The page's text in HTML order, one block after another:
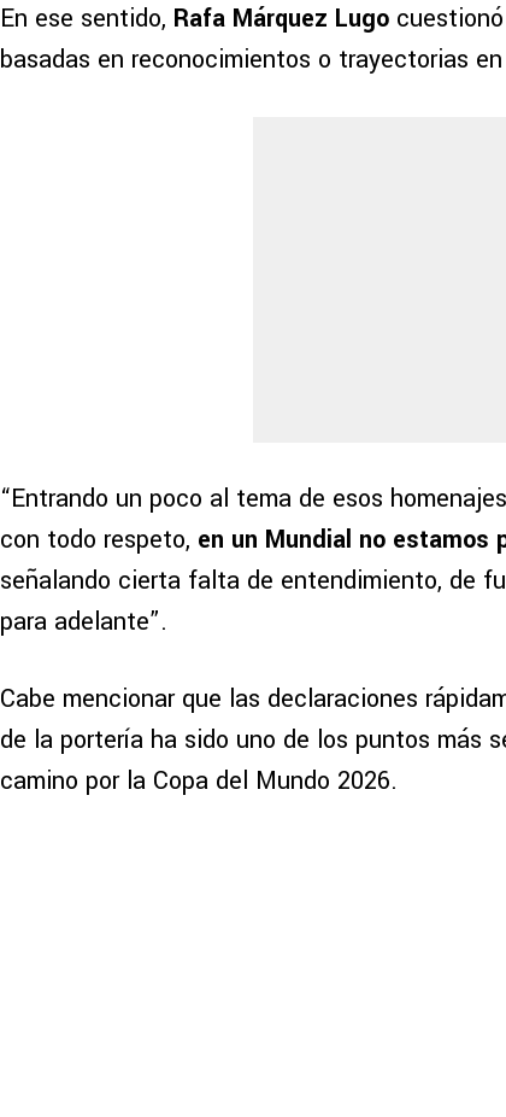
En ese sentido, Rafa Márquez Lugo
basadas en reconocimientos o trayectorias
“Entrando un poco al tema de esos
con todo respeto, en un Mundial no estamos
señalando cierta falta de entendimiento, de
para adelante”.
Cabe mencionar que las declaraciones
de la portería ha sido uno de los puntos más
camino por la Copa del Mundo 2026.